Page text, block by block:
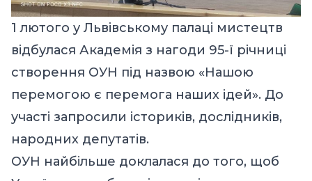
1 лютого у Львівському палаці мистецтв
відбулася Академія з нагоди 95-ї річниці
створення ОУН під назвою «Нашою
перемогою є перемога наших ідей». До
участі запросили істориків, дослідників,
народних депутатів.
ОУН найбільше доклалася до того, щоб